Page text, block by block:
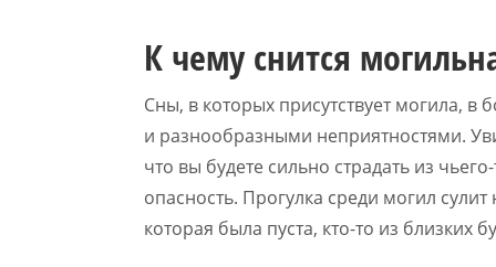
К чему снится
Сны, в которых присутствует могила, в
и разнообразными неприятностями.
что вы будете сильно страдать из
опасность. Прогулка среди могил
которая была пуста, кто-то из близких